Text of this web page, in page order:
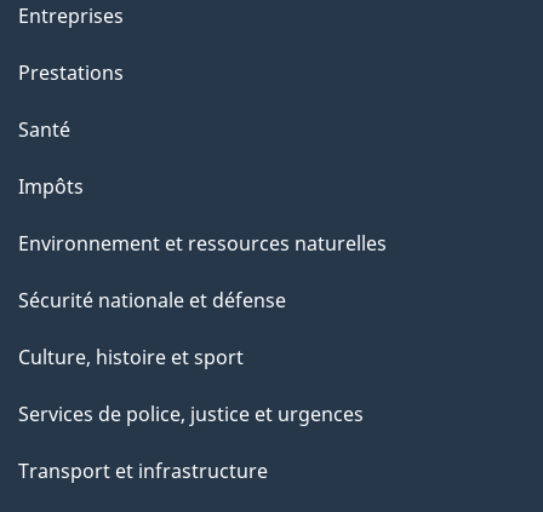
Entreprises
Prestations
Santé
Impôts
Environnement et ressources naturelles
Sécurité nationale et défense
Culture, histoire et sport
Services de police, justice et urgences
Transport et infrastructure